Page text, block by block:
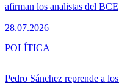
afirman los analistas del BCE
28.07.2026
Pedro Sánchez reprende a
POLÍTICA